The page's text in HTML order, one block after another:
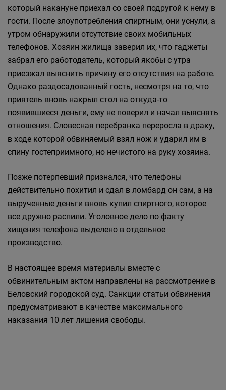
который накануне приехал со своей подругой к нему в
гости. После злоупотребления спиртным, они уснули, а
утром обнаружили отсутствие своих мобильных
телефонов. Хозяин жилища заверил их, что гаджеты
забрал его работодатель, который якобы с утра
приезжал выяснить причину его отсутствия на работе.
Однако раздосадованный гость, несмотря на то, что
приятель вновь накрыл стол на откуда-то
появившиеся деньги, ему не поверил и начал выяснять
отношения. Словесная перебранка переросла в драку,
в ходе которой обвиняемый взял нож и ударил им в
спину гостеприимного, но нечистого на руку хозяина.
Позже потерпевший признался, что телефоны
действительно похитил и сдал в ломбард он сам, а на
вырученные деньги вновь купил спиртного, которое
все дружно распили. Уголовное дело по факту
хищения телефона выделено в отдельное
производство.
В настоящее время материалы вместе с
обвинительным актом направлены на рассмотрение в
Беловский городской суд. Санкции статьи обвинения
предусматривают в качестве максимального
наказания 10 лет лишения свободы.